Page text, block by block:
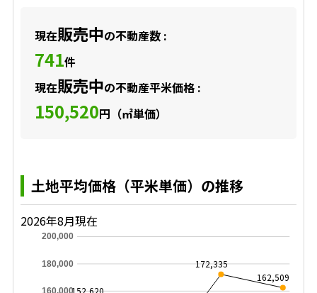
現在販売中の不動産数 :
741件
現在販売中の不動産平米価格 :
150,520円（㎡単価）
土地平均価格（平米単価）の推移
2026年8月現在
160,000
180,000
200,000
152,620
172,335
162,509